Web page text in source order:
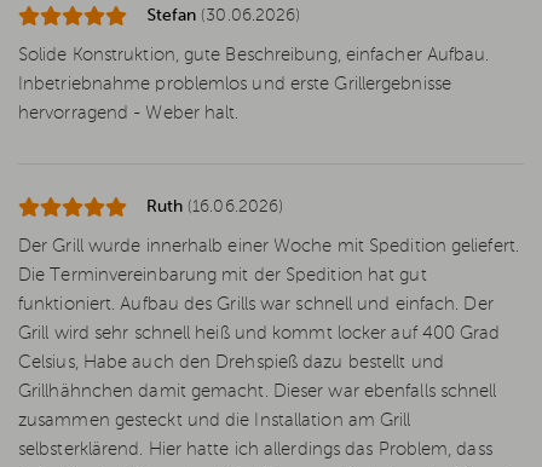
Stefan (30.06.2026)
Solide Konstruktion, gute Beschreibung, einfacher Aufbau.
Inbetriebnahme problemlos und erste Grillergebnisse
hervorragend - Weber halt.
Ruth (16.06.2026)
Der Grill wurde innerhalb einer Woche mit Spedition geliefert.
Die Terminvereinbarung mit der Spedition hat gut
funktioniert. Aufbau des Grills war schnell und einfach. Der
Grill wird sehr schnell heiß und kommt locker auf 400 Grad
Celsius, Habe auch den Drehspieß dazu bestellt und
Grillhähnchen damit gemacht. Dieser war ebenfalls schnell
zusammen gesteckt und die Installation am Grill
selbsterklärend. Hier hatte ich allerdings das Problem, dass